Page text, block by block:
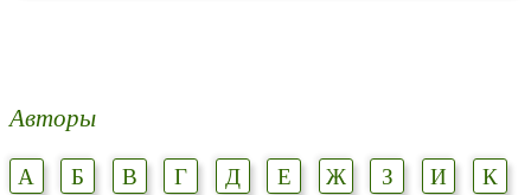
Авторы
А Б В Г Д Е Ж З И
К